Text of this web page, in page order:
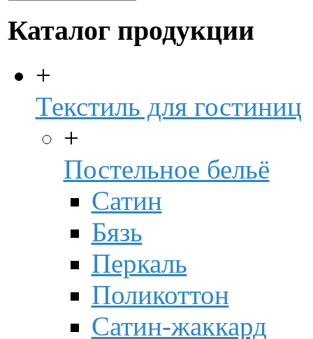
Каталог продукции
+
Текстиль для гостиниц
+
Постельное бельё
Сатин
Бязь
Перкаль
Поликоттон
Сатин-жаккард